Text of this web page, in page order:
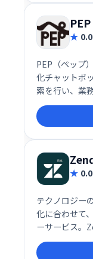
PEP
0.0
PEP（ペップ
化チャットボ
索を行い、業
要で、手軽に
や、社員の負
0.0
テクノロジー
化に合わせて
ーサービス。
し、お客様